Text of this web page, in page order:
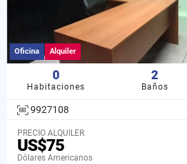
Oficina Alquiler
0
Habitaciones
2
Baños
9927108
PRECIO ALQUILER
US$75
Dólares Americanos